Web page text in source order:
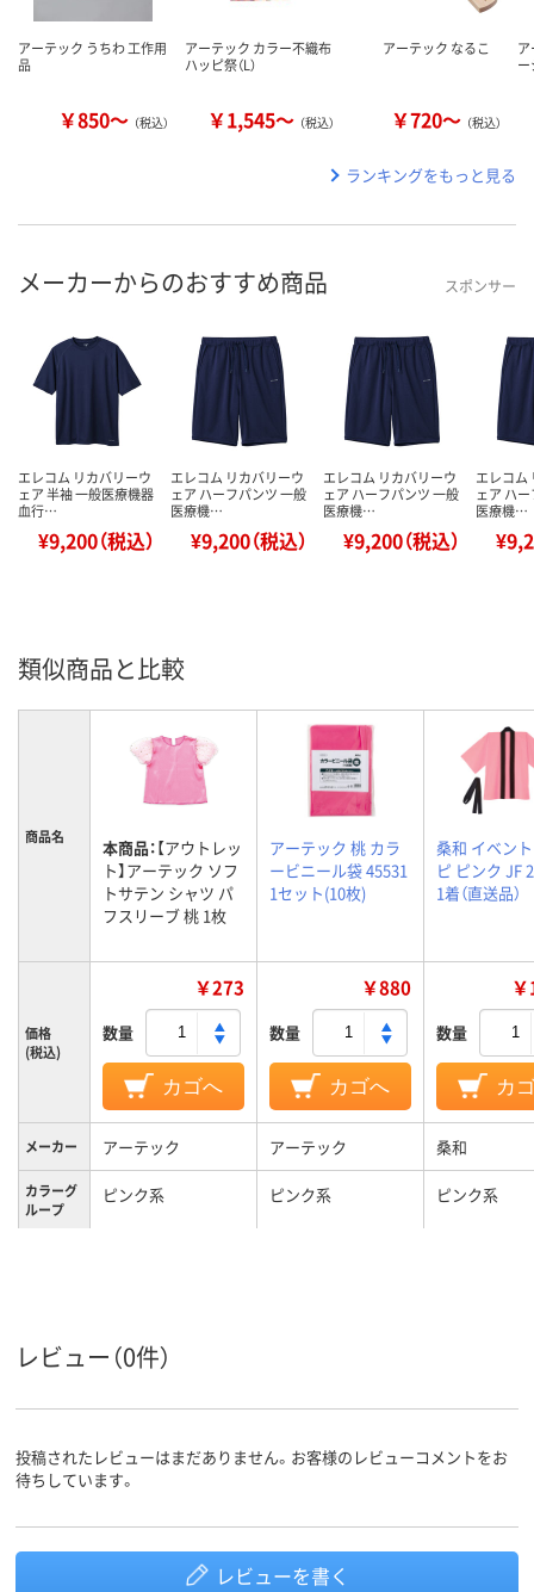
アーテック うちわ 工作用
品
￥850～ （税込）
アーテック カラー不織布
ハッピ祭（L）
￥1,545～ （税込）
アーテック なるこ
￥720～ （税込）
ー
ランキングをもっと見る
メーカーからのおすすめ商品 スポンサー
エレコム リカバリーウ
ェア 半袖 一般医療機器
血行…
¥9,200（税込）
エレコム リカバリーウ
ェア ハーフパンツ 一般
医療機…
¥9,200（税込）
エレコム リカバリーウ
ェア ハーフパンツ 一般
医療機…
¥9,200（税込）
エレコム
ェア ハ
医療機…
類似商品と比較
商品名 本商品：【アウトレッ
ト】アーテック ソフ
トサテン シャツ パ
フスリーブ 桃 1枚
アーテック 桃 カラ
ービニール袋 45531
1セット(10枚)
桑和 イベン
ピ ピンク JF
1着（直送品）
価格
(税込)
￥273
数量
カゴへ
￥880
数量
カゴへ
数量
カ
メーカー アーテック アーテック 桑和
カラーグ
ループ
ピンク系 ピンク系 ピンク系
レビュー（0件）
投稿されたレビューはまだありません。お客様のレビューコメントをお
待ちしています。
レビューを書く